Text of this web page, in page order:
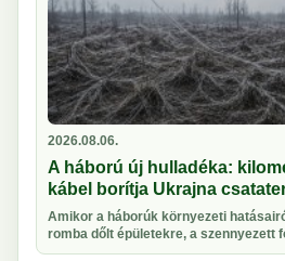
2026.08.06.
A háború új hulladéka:
kábel borítja Ukrajna
Amikor a háborúk környezeti
romba dőlt épületekre, a szennyezett